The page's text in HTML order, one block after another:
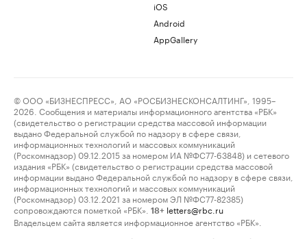
iOS
Android
AppGallery
© ООО «БИЗНЕСПРЕСС», АО «РОСБИЗНЕСКОНСАЛТИНГ», 1995–
2026. Сообщения и материалы информационного агентства «РБК»
(свидетельство о регистрации средства массовой информации
выдано Федеральной службой по надзору в сфере связи,
информационных технологий и массовых коммуникаций
(Роскомнадзор) 09.12.2015 за номером ИА №ФС77-63848) и сетевого
издания «РБК» (свидетельство о регистрации средства массовой
информации выдано Федеральной службой по надзору в сфере связи,
информационных технологий и массовых коммуникаций
(Роскомнадзор) 03.12.2021 за номером ЭЛ №ФС77-82385)
сопровождаются пометкой «РБК».
18+ letters@rbc.ru
Владельцем сайта является информационное агентство «РБК».